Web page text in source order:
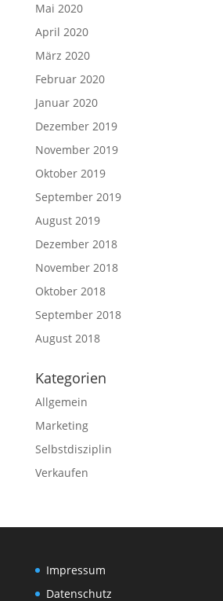
Mai 2020
April 2020
März 2020
Februar 2020
Januar 2020
Dezember 2019
November 2019
Oktober 2019
September 2019
August 2019
Dezember 2018
November 2018
Oktober 2018
September 2018
August 2018
Kategorien
Allgemein
Marketing
Selbstdisziplin
Verkaufen
Impressum
Datenschutz